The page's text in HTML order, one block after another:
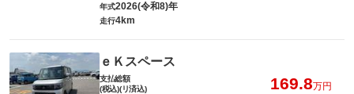
年式2026(令和8)年
走行4km
ｅＫスペース
支払総額
(税込)(リ済込)
169.8万円